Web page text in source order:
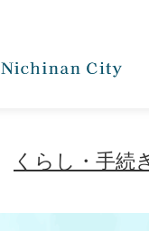
くらし・手続